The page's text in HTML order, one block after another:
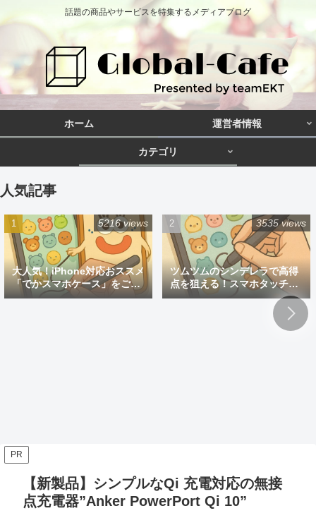
話題の商品やサービスを特集するメディアブログ
ホーム 運営者情報
カテゴリ
人気記事
大人気！iPhone対応おススメ
「でかスマホケース」をご紹
介
5216 views
ツムツムのシンデレラで高得
点を狙える！スマホタッチペ
ン
3535 views
PR
【新製品】シンプルなQi 充電対応の無接
点充電器”Anker PowerPort Qi 10”